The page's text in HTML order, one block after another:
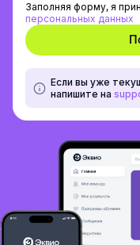
Заполняя форму, я
персональных данных
Если вы уже
напишите на